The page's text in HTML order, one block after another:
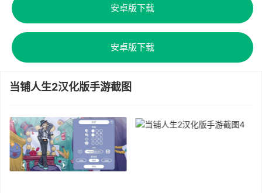
安卓版下载
安卓版下载
当铺人生2汉化版手游截图